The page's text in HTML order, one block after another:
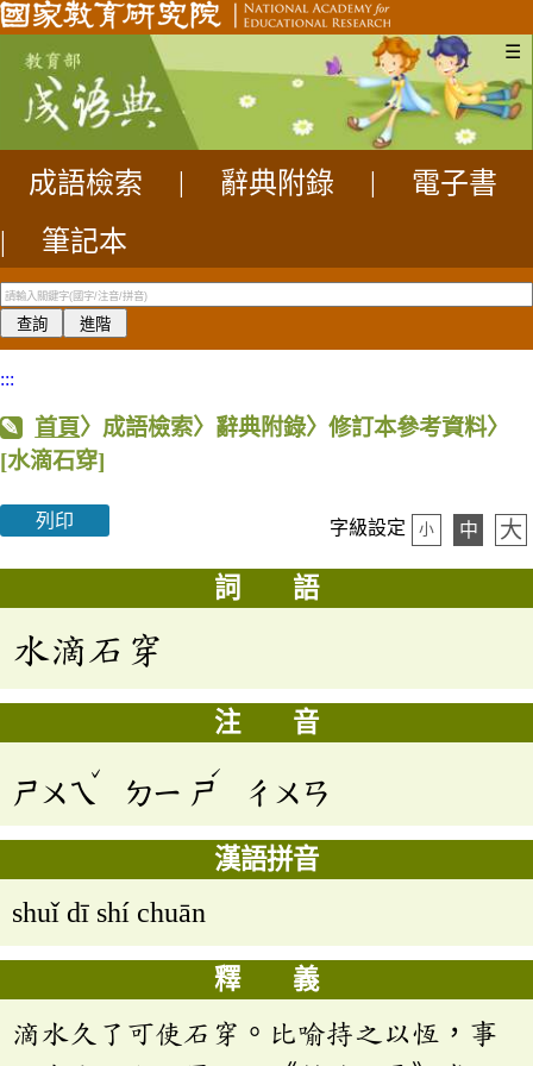
☰
成語檢索 辭典附錄
電子書
|
筆記本
:::
首頁〉成語檢索〉辭典附錄〉修訂本參考資料〉
[水滴石穿]
列印 字級設定 小 中 大
詞 語
水滴石穿
注 音
ㄕㄨㄟ
ˇ
ㄉㄧ ㄕ
ˊ
ㄔㄨㄢ
漢語拼音
shuǐ dī shí chuān
釋 義
滴水久了可使石穿。比喻持之以恆，事